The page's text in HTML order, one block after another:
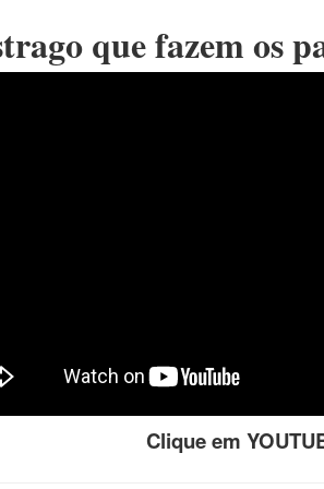
que fazem os
Clique em